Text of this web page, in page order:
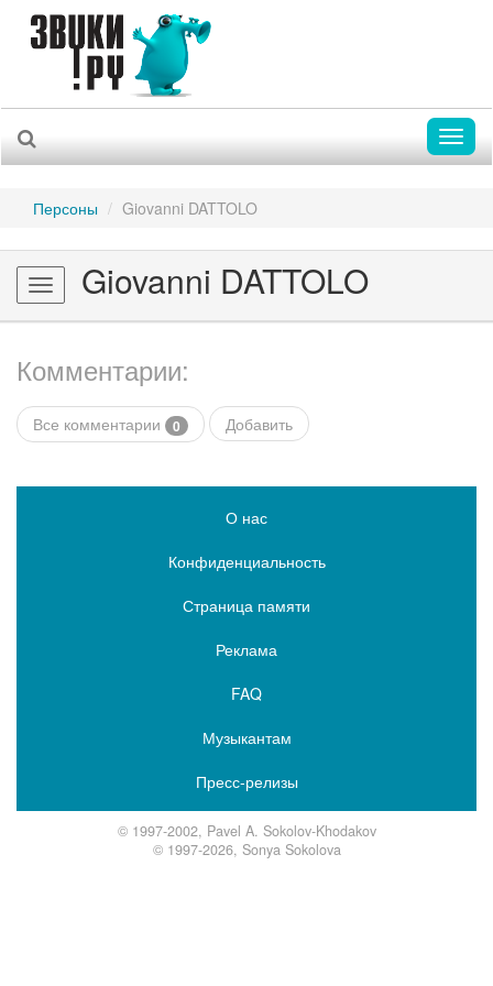
Персоны Giovanni DATTOLO
Toggle
navigation
Giovanni DATTOLO
Комментарии:
Все комментарии 0 Добавить
О нас
Конфиденциальность
Страница памяти
Реклама
FAQ
Музыкантам
Пресс-релизы
© 1997-2002, Pavel A. Sokolov-Khodakov
© 1997-2026, Sonya Sokolova